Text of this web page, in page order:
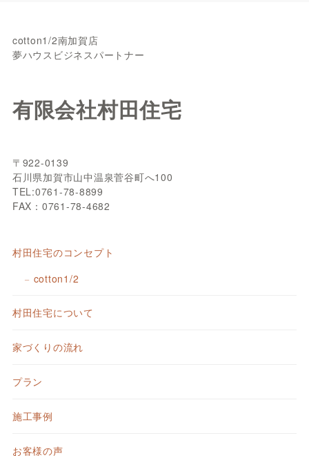
cotton1/2南加賀店
夢ハウスビジネスパートナー
有限会社村田住宅
〒922-0139
石川県加賀市山中温泉菅谷町へ100
TEL:0761-78-8899
FAX：0761-78-4682
村田住宅のコンセプト
cotton1/2
村田住宅について
家づくりの流れ
プラン
施工事例
お客様の声